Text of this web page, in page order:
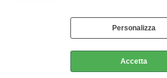
Personalizza
Accetta